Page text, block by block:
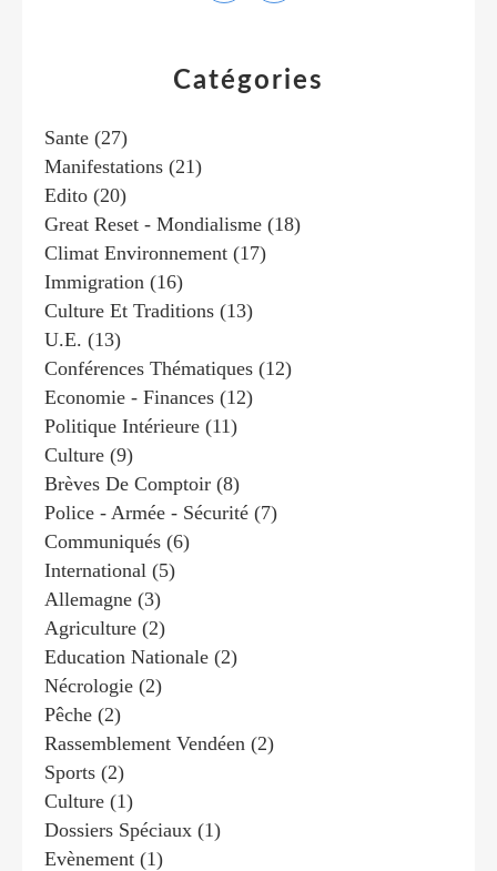
Catégories
Sante (27)
Manifestations (21)
Edito (20)
Great Reset - Mondialisme (18)
Climat Environnement (17)
Immigration (16)
Culture Et Traditions (13)
U.e. (13)
Conférences Thématiques (12)
Economie - Finances (12)
Politique Intérieure (11)
Culture (9)
Brèves De Comptoir (8)
Police - Armée - Sécurité (7)
Communiqués (6)
International (5)
Allemagne (3)
Agriculture (2)
Education Nationale (2)
Nécrologie (2)
Pêche (2)
Rassemblement Vendéen (2)
Sports (2)
Culture (1)
Dossiers Spéciaux (1)
Evènement (1)